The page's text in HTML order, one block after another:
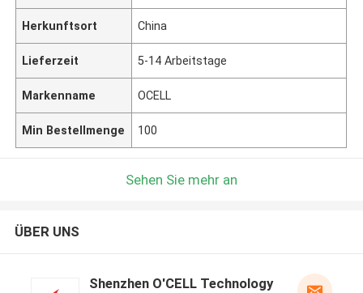
Herkunftsort China
Lieferzeit 5-14 Arbeitstage
Markenname OCELL
Min Bestellmenge 100
Sehen Sie mehr an
ÜBER UNS
Shenzhen O'CELL Technology